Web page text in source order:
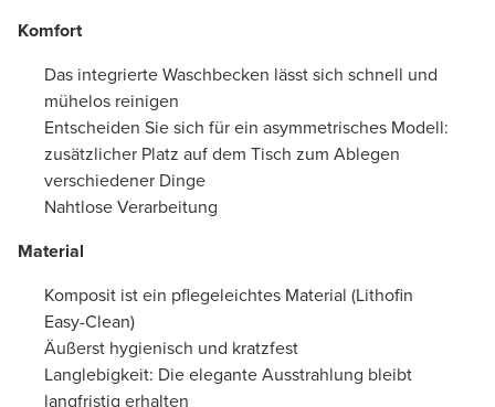
Komfort
Das integrierte Waschbecken lässt sich schnell und
mühelos reinigen
Entscheiden Sie sich für ein asymmetrisches Modell:
zusätzlicher Platz auf dem Tisch zum Ablegen
verschiedener Dinge
Nahtlose Verarbeitung
Material
Komposit ist ein pflegeleichtes Material (Lithofin
Easy-Clean)
Äußerst hygienisch und kratzfest
Langlebigkeit: Die elegante Ausstrahlung bleibt
langfristig erhalten